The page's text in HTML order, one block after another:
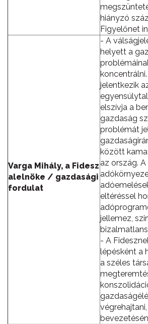
hiányzó
Figyelőnet
Varga Mihály, a Fidesz
alelnöke / gazdasági
fordulat
- A
helyett a
jelentkezik
elszívja a
gazdaság
problémát
között
az ország.
eltéréssel
jellemez,
- A
lépésként a
a széles